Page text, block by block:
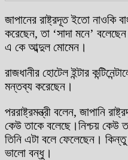
জাপানের রাষ্ট্রদূত ইতো নাওকি
করেছেন, তা ‘সাদা মনে’ বলেছেন
এ কে আব্দুল মোমেন।
রাজধানীর হোটেল ইন্টার
মন্তব্য করেছেন।
পররাষ্ট্রমন্ত্রী বলেন, জাপানি
কেউ তাকে বলেছে।নিশ্চয় কেউ
তিনি এটা বলে ফেলেছেন।
ভালো বন্ধু।